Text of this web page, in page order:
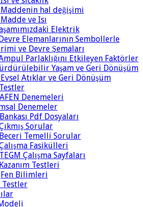
Maddenin hal değişimi
ve Isı
Elektrik
Elemanlarının Sembollerle
ve Devre Şemaları
Parlaklığını Etkileyen Faktörler
Yaşam ve Geri Dönüşüm
Evsel Atıklar ve Geri Dönüşüm
Denemeleri
Denemeler
Pdf Dosyaları
Sorular
Temelli Sorular
Fasikülleri
Çalışma Sayfaları
Testleri
Fen Bilimleri
Testler